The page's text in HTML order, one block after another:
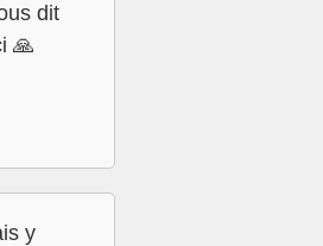
dit
🙏
y